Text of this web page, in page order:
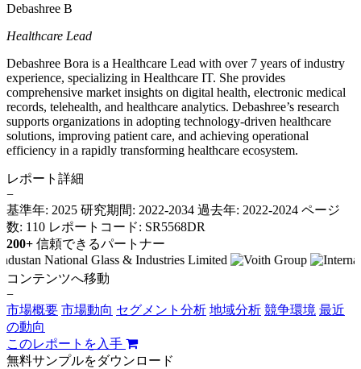
Debashree B
Healthcare Lead
Debashree Bora is a Healthcare Lead with over 7 years of industry
experience, specializing in Healthcare IT. She provides
comprehensive market insights on digital health, electronic medical
records, telehealth, and healthcare analytics. Debashree’s research
supports organizations in adopting technology-driven healthcare
solutions, improving patient care, and achieving operational
efficiency in a rapidly transforming healthcare ecosystem.
レポート詳細
−
基準年: 2025 研究期間: 2022-2034 過去年: 2022-2024 ページ
数: 110 レポートコード: SR5568DR
200+ 信頼できるパートナー
コンテンツへ移動
−
市場概要 市場動向 セグメント分析 地域分析 競争環境 最近
の動向
このレポートを入手
無料サンプルをダウンロード